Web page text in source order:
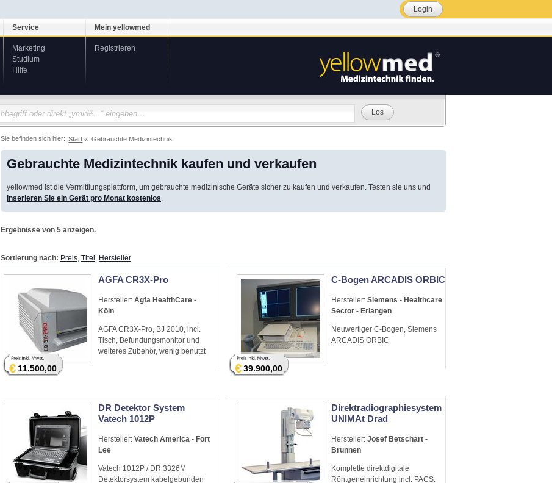
Login
Service
Marketing
Studium
Hilfe
Mein yellowmed
Registrieren
Los
Sie befinden sich hier: Start Gebrauchte Medizintechnik
Gebrauchte Medizintechnik kaufen und verkaufen
yellowmed ist die Vermittlungsplattform, um gebrauchte medizinische Geräte sicher zu kaufen und verkaufen. Testen sie uns und
inserieren Sie ein Gerät pro Monat kostenlos
Ergebnisse von 5 anzeigen.
Sortierung nach: Preis Titel Hersteller
AGFA CR3X-Pro
Hersteller: Agfa HealthCare -
Köln
AGFA CR3X-Pro, BJ 2010, incl.
Tisch, Befundungsmonitor und
weiteres Zubehör, wenig benutzt
€11.500,00
C-Bogen ARCADIS ORBIC
Hersteller: Siemens - Healthcare
Sector - Erlangen
Neuwertiger C-Bogen, Siemens
ARCADIS ORBIC
€39.900,00
DR Detektor System
Vatech 1012P
Hersteller: Vatech America - Fort
Lee
Vatech 1012P / DR 3326M
Detektorsystem kabelgebunden
Direktradiographiesystem
UNIMAt Drad
Hersteller: Josef Betschart -
Brunnen
Komplette direktdigitale
Röntgeneinrichtung incl. PACS.